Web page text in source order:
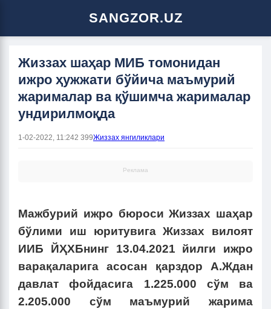
SANGZOR.UZ
Жиззах шаҳар МИБ томонидан
ижро ҳужжати бўйича маъмурий
жарималар ва қўшимча жарималар
ундирилмоқда
1-02-2022, 11:242 399Жиззах янгиликлари
Реклама
Мажбурий ижро бюроси Жиззах шаҳар
бўлими иш юритувига Жиззах вилоят
ИИБ ЙҲХБнинг 13.04.2021 йилги ижро
варақаларига асосан қарздор А.Ждан
давлат фойдасига 1.225.000 сўм ва
2.205.000 сўм маъмурий жарима